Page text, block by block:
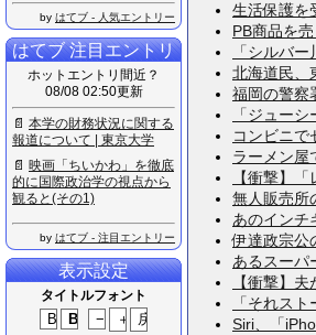
生活保護
PB商品を
「シルバ
北海道民、
福岡の警察
「ジュー
コンビニ
ラーメン屋
【衝撃】
無人販売所
あのインチ
伊達政宗公
あるスーパ
【衝撃】
「それス
Siri、「
by はてブ - 人気エントリー
はてブ 注目エントリ
ホットエントリ間近？
08/08 02:50更新
📄 本​学​の​財​務​状​況​に​関​す​る​
報​道​に​つ​い​て​ ​|​ ​東​京​大​学
📄 映​画​「​ち​い​か​わ​」​を​徹​底​
的​に​国​際​政​治​学​の​視​点​か​ら​
観​る​と​(​そ​の​1​)
by はてブ - 注目エントリー
表示設定
タイトルフォント